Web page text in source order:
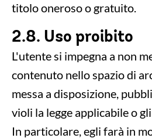
titolo oneroso o gratuito.
2.8. Uso proibito
L'utente si impegna a non
contenuto nello spazio di
messa a disposizione,
violi la legge applicabile o
In particolare, egli farà in